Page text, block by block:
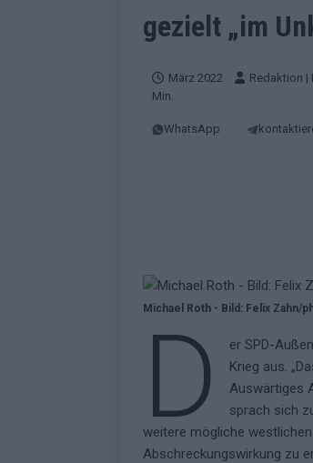
[ Mai 2026 ] ESC-
KOMMENTAR
EUROVISION
EXTRA
[ Mai 2026 ]
gezielt „im
März 2022 Redaktion |
Min.
WhatsApp
Michael Roth - Bild: Felix Zahn/
D
er SPD-
Krieg aus.
Auswärtiges
sprach sich
weitere mögliche
Abschreckungswirkung zu